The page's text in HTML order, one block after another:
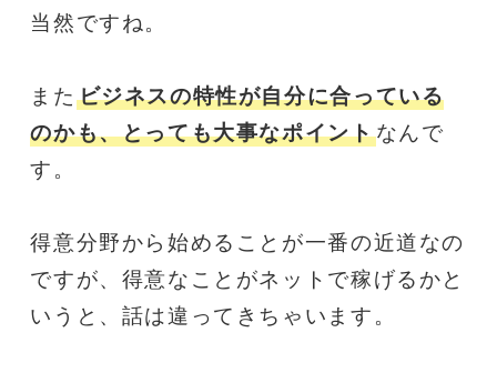
当然ですね。
また ビジネスの特性が自分に合っている
のかも、とっても大事なポイントなんで
す。
得意分野から始めることが一番の近道なの
ですが、得意なことがネットで稼げるかと
いうと、話は違ってきちゃいます。